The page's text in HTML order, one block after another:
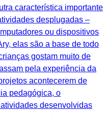
característica importante
desplugadas –
ou dispositivos
elas são a base de todo
gostam muito de
pela experiência da
acontecerem de
pedagógica, o
desenvolvidas